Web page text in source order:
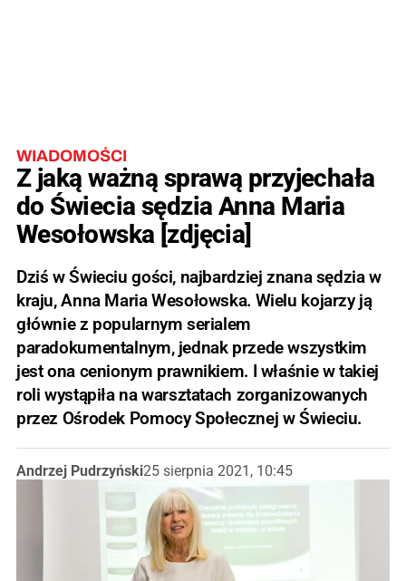
WIADOMOŚCI
Z jaką ważną sprawą przyjechała
do Świecia sędzia Anna Maria
Wesołowska [zdjęcia]
Dziś w Świeciu gości, najbardziej znana sędzia w
kraju, Anna Maria Wesołowska. Wielu kojarzy ją
głównie z popularnym serialem
paradokumentalnym, jednak przede wszystkim
jest ona cenionym prawnikiem. I właśnie w takiej
roli wystąpiła na warsztatach zorganizowanych
przez Ośrodek Pomocy Społecznej w Świeciu.
Andrzej Pudrzyński25 sierpnia 2021, 10:45